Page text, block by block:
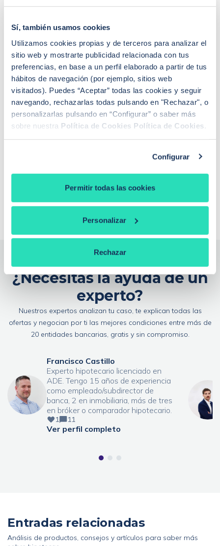
Sí, también usamos cookies
Utilizamos cookies propias y de terceros para analizar el
sitio web y mostrarte publicidad relacionada con tus
preferencias, en base a un perfil elaborado a partir de tus
hábitos de navegación (por ejemplo, sitios web
visitados). Puedes “Aceptar” todas las cookies y seguir
navegando, rechazarlas todas pulsando en "Rechazar", o
personalizarlas pulsando en “Configurar” o saber más
sobre nuestra Política de Cookies Política de Cookies
Configurar
Permitir todas las cookies
Personalizar
Rechazar
PREGUNTAS FRECUENTES
¿Cómo funciona iAhorro?
¿Dónde puedo contactar con iAhorro?
¿Se puede tener dos hipotecas?
¿Se puede cambiar de banco teniendo una
¿Qué es la extinción de condominio con
Te ayudo a conseguir las mejores condiciones para
ti
Llamadme
¿Necesitas la ayuda de un
experto?
Nuestros expertos analizan tu caso, te explican todas las
ofertas y negocian por ti las mejores condiciones entre más de
20 entidades bancarias, gratis y sin compromiso.
Francisco Castillo
Experto hipotecario licenciado en
ADE. Tengo 15 años de experiencia
como empleado/subdirector de
banca, 2 en inmobiliaria, más de tres
en bróker o comparador hipotecario.
1 11
Ver perfil completo
Entradas relacionadas
Análisis de productos, consejos y artículos para saber más